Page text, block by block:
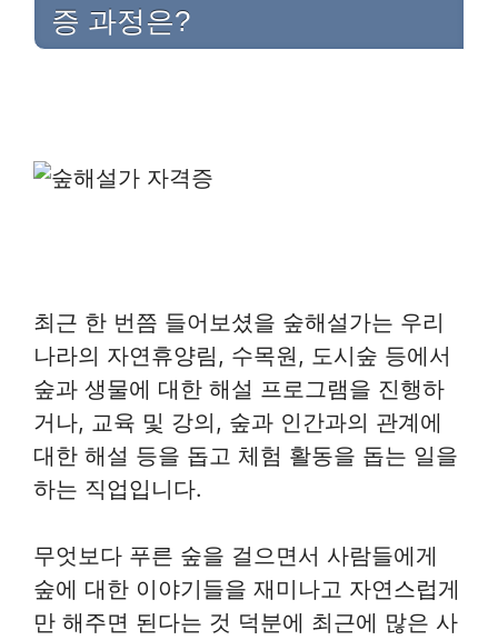
증 과정은?
최근 한 번쯤 들어보셨을 숲해설가는 우리
나라의 자연휴양림, 수목원, 도시숲 등에서
숲과 생물에 대한 해설 프로그램을 진행하
거나, 교육 및 강의, 숲과 인간과의 관계에
대한 해설 등을 돕고 체험 활동을 돕는 일을
하는 직업입니다.
무엇보다 푸른 숲을 걸으면서 사람들에게
숲에 대한 이야기들을 재미나고 자연스럽게
만 해주면 된다는 것 덕분에 최근에 많은 사